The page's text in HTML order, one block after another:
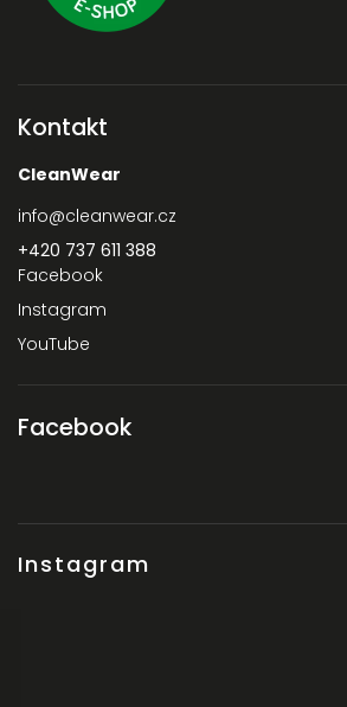
Instagram
Kontakt
CleanWear
info@cleanwear.cz
+420 737 611 388‬
Facebook
Instagram
YouTube
Facebook